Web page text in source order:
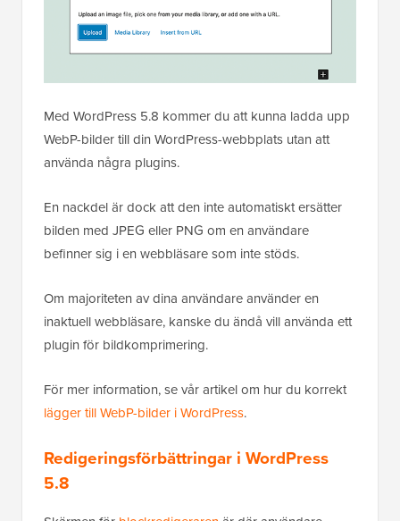
Med WordPress 5.8 kommer du att kunna ladda upp
WebP-bilder till din WordPress-webbplats utan att
använda några plugins.
En nackdel är dock att den inte automatiskt ersätter
bilden med JPEG eller PNG om en användare
befinner sig i en webbläsare som inte stöds.
Om majoriteten av dina användare använder en
inaktuell webbläsare, kanske du ändå vill använda ett
plugin för bildkomprimering.
För mer information, se vår artikel om hur du korrekt
lägger till WebP-bilder i WordPress.
Redigeringsförbättringar i WordPress
5.8